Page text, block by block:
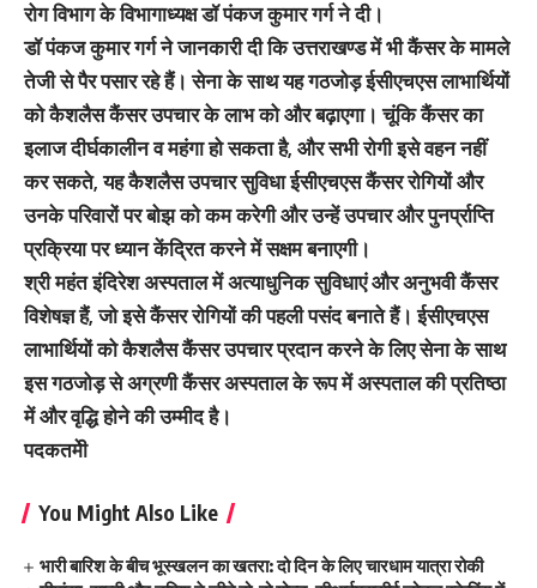
रोग विभाग के विभागाध्यक्ष डॉ पंकज कुमार गर्ग ने दी।
डॉ पंकज कुमार गर्ग ने जानकारी दी कि उत्तराखण्ड में भी कैंसर के मामले
तेजी से पैर पसार रहे हैं। सेना के साथ यह गठजोड़ ईसीएचएस लाभार्थियों
को कैशलैस कैंसर उपचार के लाभ को और बढ़ाएगा। चूंकि कैंसर का
इलाज दीर्घकालीन व महंगा हो सकता है, और सभी रोगी इसे वहन नहीं
कर सकते, यह कैशलैस उपचार सुविधा ईसीएचएस कैंसर रोगियों और
उनके परिवारों पर बोझ को कम करेगी और उन्हें उपचार और पुनर्प्राप्ति
प्रक्रिया पर ध्यान केंद्रित करने में सक्षम बनाएगी।
श्री महंत इंदिरेश अस्पताल में अत्याधुनिक सुविधाएं और अनुभवी कैंसर
विशेषज्ञ हैं, जो इसे कैंसर रोगियों की पहली पसंद बनाते हैं। ईसीएचएस
लाभार्थियों को कैशलैस कैंसर उपचार प्रदान करने के लिए सेना के साथ
इस गठजोड़ से अग्रणी कैंसर अस्पताल के रूप में अस्पताल की प्रतिष्ठा
में और वृद्धि होने की उम्मीद है।
पदकतमेी
You Might Also Like
भारी बारिश के बीच भूस्खलन का खतरा: दो दिन के लिए चारधाम यात्रा रोकी